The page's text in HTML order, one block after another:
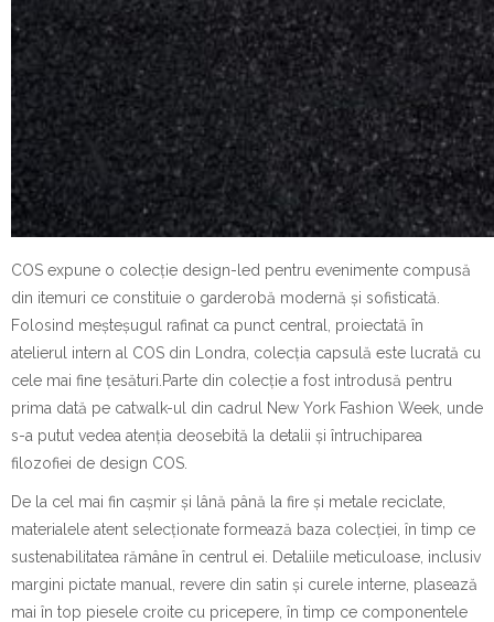
COS expune o colecție design-led pentru evenimente compusă
din itemuri ce constituie o garderobă modernă și sofisticată.
Folosind meșteșugul rafinat ca punct central, proiectată în
atelierul intern al COS din Londra, colecția capsulă este lucrată cu
cele mai fine țesături.Parte din colecție a fost introdusă pentru
prima dată pe catwalk-ul din cadrul New York Fashion Week, unde
s-a putut vedea atenția deosebită la detalii și întruchiparea
filozofiei de design COS.
De la cel mai fin cașmir și lână până la fire și metale reciclate,
materialele atent selecționate formează baza colecției, în timp ce
sustenabilitatea rămâne în centrul ei. Detaliile meticuloase, inclusiv
margini pictate manual, revere din satin și curele interne, plasează
mai în top piesele croite cu pricepere, în timp ce componentele